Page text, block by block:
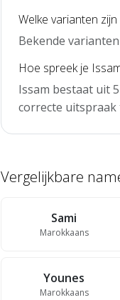
Welke varianten
Bekende
Hoe spreek je
Issam bestaat uit
correcte uitspraak
Vergelijkbare
Sami
Marokkaans
Younes
Marokkaans